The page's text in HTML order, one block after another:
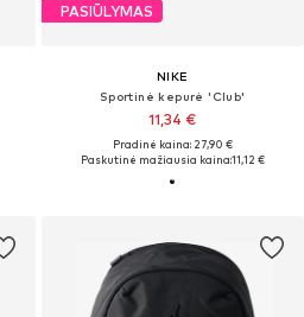
PASIŪLYMAS
NIKE
Sportinė kepurė 'Club'
11,34 €
Pradinė kaina: 27,90 €
Paskutinė mažiausia kaina:11,12 €